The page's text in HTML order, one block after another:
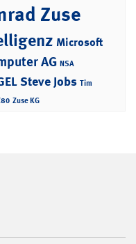
Zuse
Microsoft
AG NSA
Steve Jobs Tim
Zuse KG